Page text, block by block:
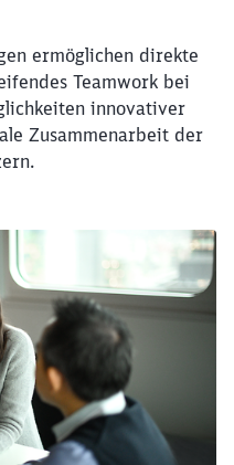
ermöglichen direkte
Teamwork bei
innovativer
Zusammenarbeit der